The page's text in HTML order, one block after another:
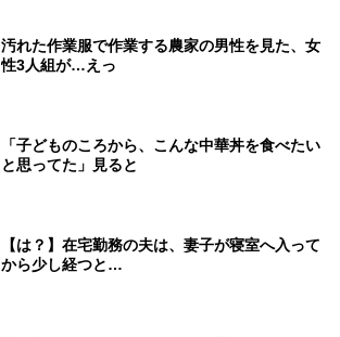
汚れた作業服で作業する農家の男性を見た、女
性3人組が…えっ
「子どものころから、こんな中華丼を食べたい
と思ってた」見ると
【は？】在宅勤務の夫は、妻子が寝室へ入って
から少し経つと…